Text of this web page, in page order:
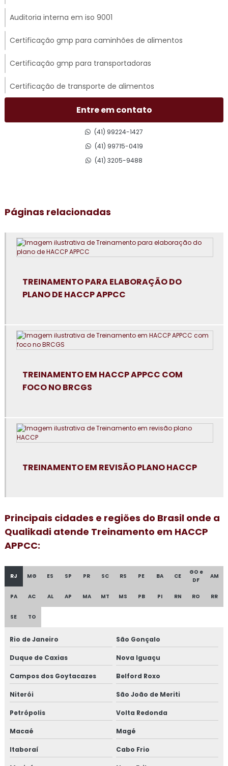
Auditoria interna em iso 9001
Certificação gmp para caminhões de alimentos
Certificação gmp para transportadoras
Certificação de transporte de alimentos
Certificado gmp para transporte rodoviário
Consultoria em acompanhamento de auditoria externa
Consultoria em adequação para acreditação na iso 17025
organizacional
Consultoria em auditoria de fornecedores
Consultoria em auditoria interna da norma FSSC 22000
Consultoria em boas práticas em laboratórios
Consultoria para certificação GMP+2020
qualidade
Consultoria para empresa alimentícia
Consultoria em food fraud e food defense
Consultoria em formação de auditor interno
Consultoria em formação de equipe esa
Consultoria em gestão da manutenção
Consultoria em gestão de fornecedores
Consultoria em global market
Consultoria em GMP+
Consultoria em GMP+ 2020
Consultoria em HACCP
Entre em contato
(41) 99224-1427
(41) 99715-0419
(41) 3205-9488
Páginas relacionadas
TREINAMENTO PARA ELABORAÇÃO DO
PLANO DE HACCP APPCC
TREINAMENTO EM HACCP APPCC COM
FOCO NO BRCGS
TREINAMENTO EM REVISÃO PLANO HACCP
Principais cidades e regiões do Brasil onde a
Qualikadi atende Treinamento em HACCP
APPCC:
RJ MG ES SP PR SC RS PE BA CE
GO e
DF
AM
PA AC AL AP MA MT MS PB PI RN RO RR
SE TO
Rio de Janeiro São Gonçalo
Duque de Caxias Nova Iguaçu
Campos dos Goytacazes Belford Roxo
Niterói São João de Meriti
Petrópolis Volta Redonda
Macaé Magé
Itaboraí Cabo Frio